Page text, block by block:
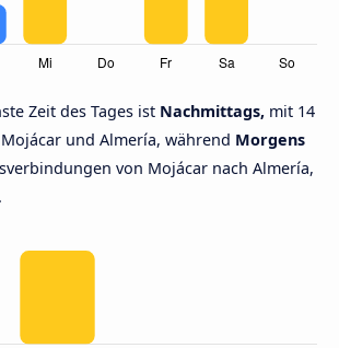
Zeit des Tages ist Nachmittags, mit 14
und Almería, während Morgens
von Mojácar nach Almería,